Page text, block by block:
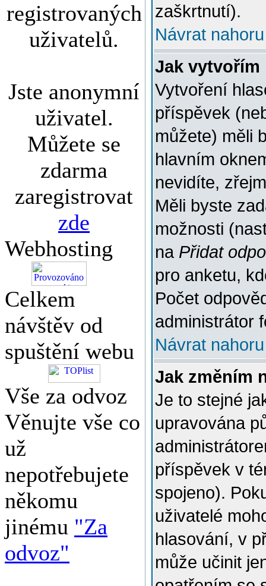
registrovaných
uživatelů.
Jste anonymní
uživatel.
Můžete se
zdarma
zaregistrovat
zde
Webhosting
Celkem
návštěv od
spuštění webu
Vše za odvoz
Věnujte vše co
už
nepotřebujete
někomu
jinému "Za
odvoz"
zaškrtnutí).
Návrat nahoru
Jak vytvořím
Vytvoření
příspěvek
můžete) měli
hlavním
nevidíte,
Měli byste
možnosti
na Přidat
pro anketu,
Počet
administrátor
Návrat nahoru
Jak změním
Je to stejné
upravována
příspěvek v
spojeno).
uživatelé
hlasování, v
může učinit